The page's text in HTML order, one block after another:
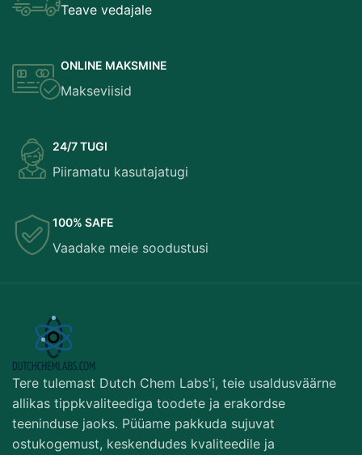
Teave vedajale
ONLINE MAKSMINE
Makseviisid
24/7 TUGI
Piiramatu kasutajatugi
100% SAFE
Vaadake meie soodustusi
Tere tulemast Dutch Chem Labs'i, teie usaldusväärne
allikas tippkvaliteediga toodete ja erakordse
teeninduse jaoks. Püüame pakkuda sujuvat
ostukogemust, keskendudes kvaliteedile ja